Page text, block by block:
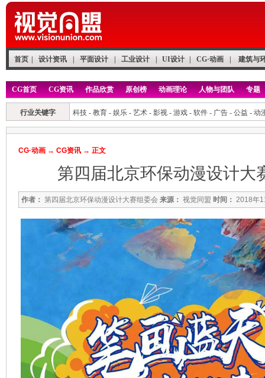
首页 设计资讯 平面设计 工业设计 UI设计 CG·动画 建筑与
CG首页 CG资讯 作品欣赏 原创榜 动画理论 人物与团队 专题
行业关键字 科技 - 教育 - 娱乐 - 艺术 - 影视 - 游戏 - 软件 - 广告 - 公益 - 动
CG·动画 → CG资讯 → 正文
第四届北京环保动漫设计大
作者： 第四届北京环保动漫设计大赛组委会 来源： 视觉同盟 时间： 2018年